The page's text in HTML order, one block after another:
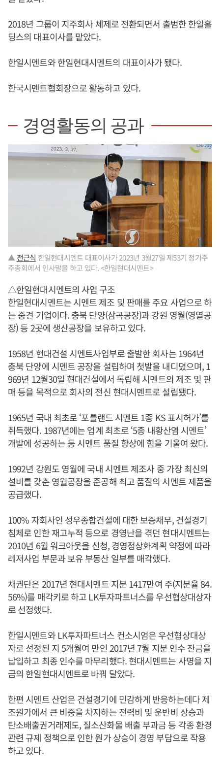
2018년 그룹이 지주회사 체제로 전환되면서 출범한 한일홀
딩스의 대표이사를 맡았다.
한일시멘트와 한일현대시멘트의 대표이사가 됐다.
한국시멘트협회장으로 활동하고 있다.
경영활동의 공과
▲ 전근식 한일현대시멘트 대표이사가 2023년 3월27일 제53기 정기주
주총회에서 인사말을 하고 있다. <한일현대시멘트>
△한일현대시멘트의 사업 구조
한일현대시멘트는 시멘트 제조 및 판매를 주요 사업으로 하
는 중견 기업이다. 충북 단양(삼곡공장)과 강원 영월(영열공
장) 등 2곳에 생산공장을 보유하고 있다.
1958년 현대건설 시멘트사업부로 출발한 회사는 1964년
충북 단양에 시멘트 공장을 설립하며 첫발을 내디뎠으며, 1
969년 12월30일 현대건설에서 독립해 시멘트의 제조 및 판
매 등을 목적으로 회사의 전신 현대시멘트로 설립됐다.
1965년 국내 최초로 ‘포틀랜드 시멘트 1종 KS 표시허가’를
취득했다. 1987년에는 업계 최초로 ‘5종 내황산염 시멘트’
개발에 성공하는 등 시멘트 품질 향상에 힘을 기울여 왔다.
1992년 강원도 영월에 국내 시멘트 제조사 중 가장 최신의
설비를 갖춘 영월공장을 준공해 최고 품질의 시멘트 제품을
공급했다.
100% 자회사인 성우종합건설에 대한 보증채무, 건설경기
침체로 인한 재고누적 등으로 경영난을 겪던 현대시멘트는
2010년 6월 워크아웃을 신청, 경영정상화계획 약정에 따라
레저사업 부문과 보유 부동산 일부를 매각했다.
채권단은 2017년 현대시멘트 지분 1417만여 주(지분율 84.
56%)를 매각키로 하고 LK투자파트너스를 우선협상대상자
로 선정했다.
한일시멘트와 LK투자파트너스 컨소시엄은 우선협상대상
자로 선정된 지 5개월여 만인 2017년 7월 지분 인수 잔금을
납입하고 최종 인수를 마무리했다. 현대시멘트는 사명을 지
금의 한일현대시멘트로 바꿔 달았다.
한편 시멘트 산업은 건설경기에 민감하게 반응하는데다 제
조원가에서 큰 비중을 차지하는 전력비 및 운반비 상승과
탄소배출권거래제도, 질소산화물 배출 부과금 등 각종 환경
관련 규제 정책으로 인한 원가 상승이 경영 부담으로 작용
하고 있다.